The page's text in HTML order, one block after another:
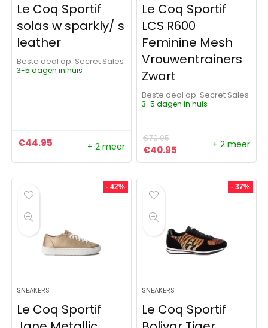
Le Coq Sportif
solas w sparkly/ s
leather
Beste deal op:
Secret Sales
3-5 dagen in huis
€44.95 + 2 meer
Le Coq Sportif
LCS R600
Feminine Mesh
Vrouwentrainers
Zwart
Beste deal op:
Secret Sales
3-5 dagen in huis
€70.95
Oorspronkelijke prijs was:
€40.95 Huidige prijs is:
+ 2 meer
- 42%
SNEAKERS
Le Coq Sportif
- 37%
SNEAKERS
Le Coq Sportif